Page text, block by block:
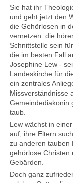
Sie hat ihr
und geht jetzt den
die Gehörlosen in
vernetzen: die
Schnittstelle sein
die im besten Fall
Josephine Lew -
Landeskirche für
ein zentrales
Missverständnisse
Gemeindediakonin
taub.
Lew wächst in
auf, ihre Eltern
zu anderen tauben
gehörlose Christen
Gebärden.
Doch ganz